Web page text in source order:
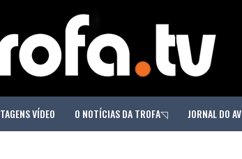
VÍDEO O NOTÍCIAS DA TROFA◹ JORNAL DO